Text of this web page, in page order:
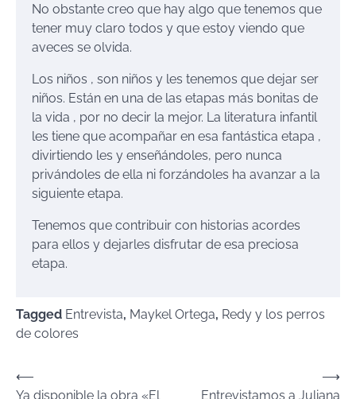
No obstante creo que hay algo que tenemos que
tener muy claro todos y que estoy viendo que
aveces se olvida.
Los niños , son niños y les tenemos que dejar ser
niños. Están en una de las etapas más bonitas de
la vida , por no decir la mejor. La literatura infantil
les tiene que acompañar en esa fantástica etapa ,
divirtiendo les y enseñándoles, pero nunca
privándoles de ella ni forzándoles ha avanzar a la
siguiente etapa.
Tenemos que contribuir con historias acordes
para ellos y dejarles disfrutar de esa preciosa
etapa.
Tagged Entrevista, Maykel Ortega, Redy y los perros
de colores
Navegación
⟵
Ya disponible la obra «El
Entrevistamos a Juliana
⟶